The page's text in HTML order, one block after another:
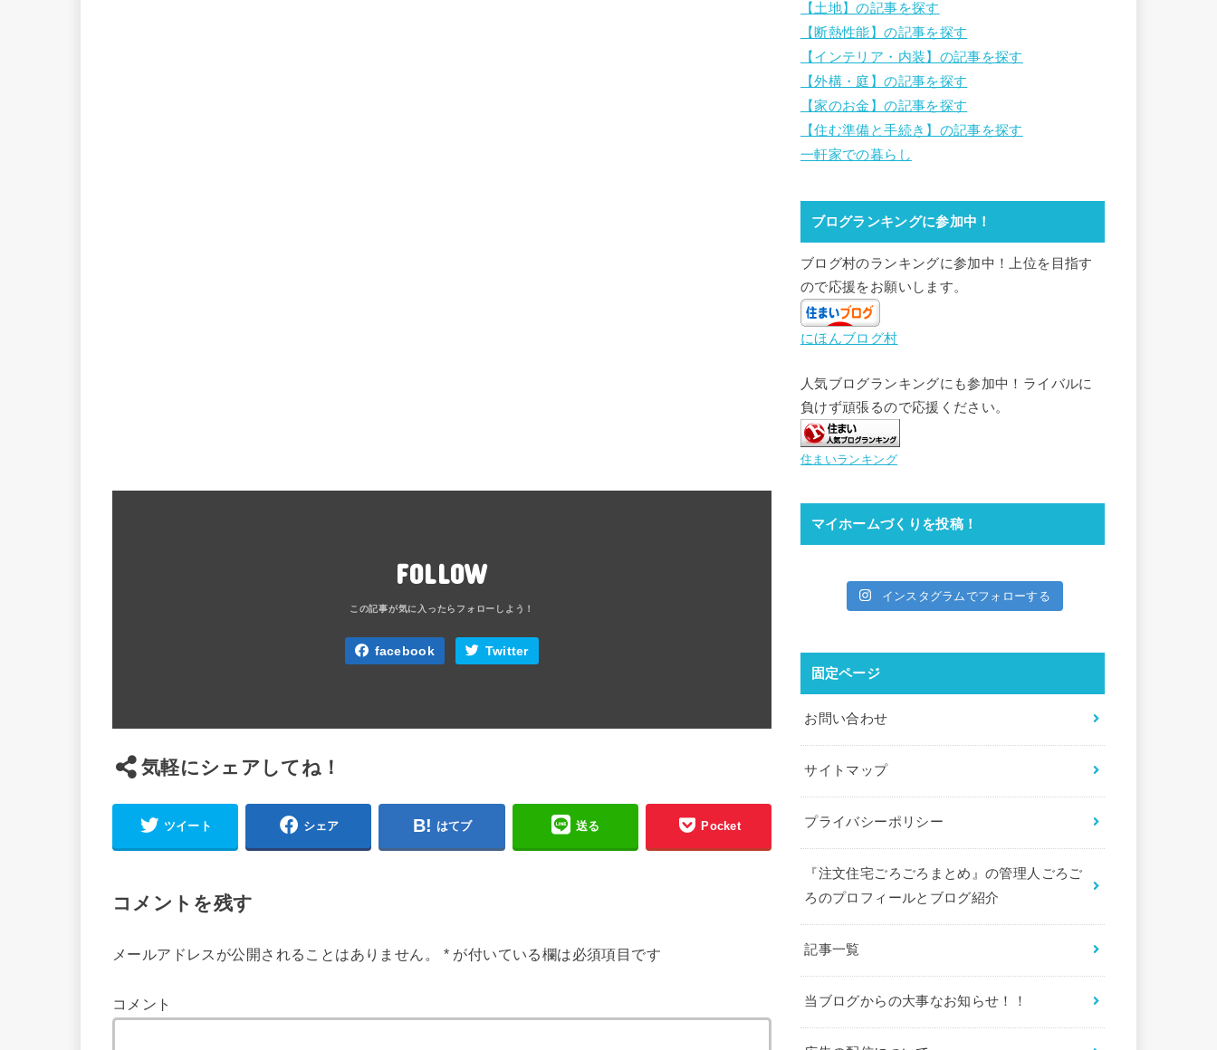
FOLLOW
facebook Twitter
気軽にシェアしてね！
ツイート シェア はてブ 送る Pocket
コメントを残す
メールアドレスが公開されることはありません。 *が付いている欄は必須項目です
コメント
【土地】の記事を探す
【断熱性能】の記事を探す
【インテリア・内装】の記事を探す
【外構・庭】の記事を探す
【家のお金】の記事を探す
【住む準備と手続き】の記事を探す
一軒家での暮らし
ブログランキングに参加中！
ブログ村のランキングに参加中！上位を目指す
ので応援をお願いします。
にほんブログ村
人気ブログランキングにも参加中！ライバルに
負けず頑張るので応援ください。
住まいランキング
マイホームづくりを投稿！
インスタグラムでフォローする
固定ページ
お問い合わせ
サイトマップ
プライバシーポリシー
『注文住宅ごろごろまとめ』の管理人ごろご
ろのプロフィールとブログ紹介
記事一覧
当ブログからの大事なお知らせ！！